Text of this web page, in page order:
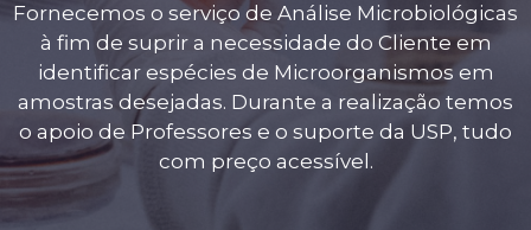
Fornecemos o serviço de Análise Microbiológicas
à fim de suprir a necessidade do Cliente em
identificar espécies de Microorganismos em
amostras desejadas. Durante a realização temos
o apoio de Professores e o suporte da USP, tudo
com preço acessível.